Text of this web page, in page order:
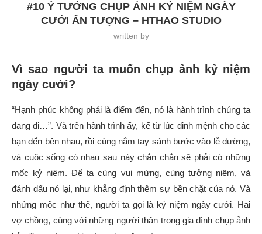
#10 Ý TƯỞNG CHỤP ẢNH KỶ NIỆM NGÀY
CƯỚI ẤN TƯỢNG – HTHAO STUDIO
written by
Vì sao người ta muốn chụp ảnh kỷ niệm
ngày cưới?
“Hạnh phúc không phải là điểm đến, nó là hành trình chúng ta
đang đi…”. Và trên hành trình ấy, kể từ lúc đinh mệnh cho các
bạn đến bên nhau, rồi cùng nắm tay sánh bước vào lễ đường,
và cuộc sống có nhau sau này chắn chắn sẽ phải có những
mốc kỷ niệm. Để ta cùng vui mừng, cùng tưởng niệm, và
đánh dấu nó lại, như khẳng định thêm sự bền chặt của nó. Và
nhứng mốc như thế, người ta gọi là kỷ niệm ngày cưới. Hai
vợ chồng, cùng với những người thân trong gia đình chụp ảnh